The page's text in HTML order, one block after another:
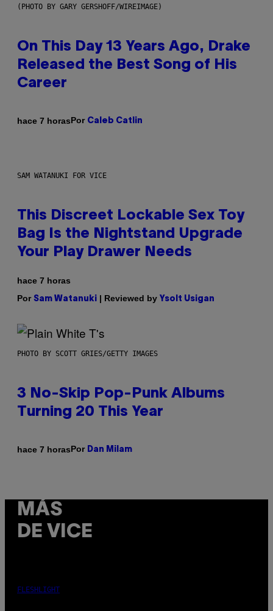
(PHOTO BY GARY GERSHOFF/WIREIMAGE)
On This Day 13 Years Ago, Drake
Released the Best Song of His
Career
hace 7 horasPor Caleb Catlin
SAM WATANUKI FOR VICE
This Discreet Lockable Sex Toy
Bag Is the Nightstand Upgrade
Your Play Drawer Needs
hace 7 horas
Por Sam Watanuki | Reviewed by Ysolt Usigan
PHOTO BY SCOTT GRIES/GETTY IMAGES
3 No-Skip Pop-Punk Albums
Turning 20 This Year
hace 7 horasPor Dan Milam
MÁS
DE VICE
FLESHLIGHT